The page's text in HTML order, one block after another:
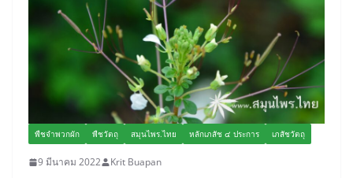
พืชจำพวกผัก พืชวัตถุ สมุนไพร.ไทย หลักเภสัช ๔ ประการ เภสัชวัตถุ
9 มีนาคม 2022 Krit Buapan